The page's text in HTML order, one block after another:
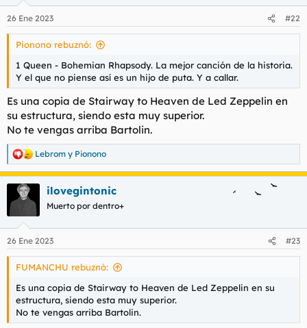
e
s
26 Ene 2023 #22
Pionono rebuznó:
1 Queen - Bohemian Rhapsody. La mejor canción de la historia.
Y el que no piense así es un hijo de puta. Y a callar.
Es una copia de Stairway to Heaven de Led Zeppelin en
su estructura, siendo esta muy superior.
No te vengas arriba Bartolin.
R
e
a
c
e
s
Lebrom y Pionono
ilovegintonic
Muerto por dentro+
26 Ene 2023 #23
FUMANCHU rebuznó:
Es una copia de Stairway to Heaven de Led Zeppelin en su
estructura, siendo esta muy superior.
No te vengas arriba Bartolin.